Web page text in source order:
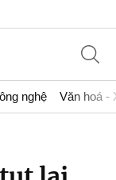
nghệ Văn hoá -